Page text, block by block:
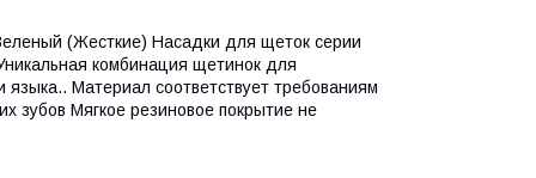
(Жесткие) Насадки для щеток серии
комбинация щетинок для
Материал соответствует требованиям
зубов Мягкое резиновое покрытие не